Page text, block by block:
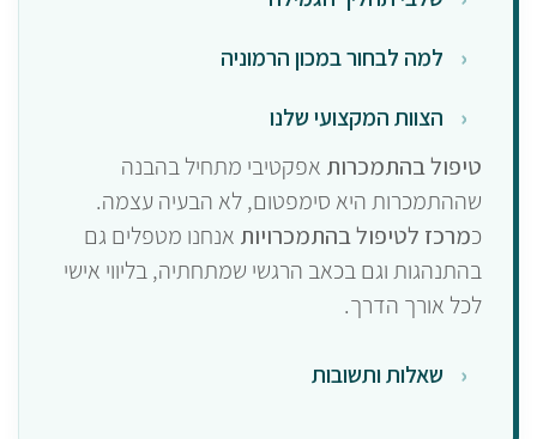
למה לבחור במכון הרמוניה
הצוות המקצועי שלנו
טיפול בהתמכרות אפקטיבי מתחיל בהבנה
שההתמכרות היא סימפטום, לא הבעיה עצמה.
כמרכז לטיפול בהתמכרויות אנחנו מטפלים גם
בהתנהגות וגם בכאב הרגשי שמתחתיה, בליווי אישי
לכל אורך הדרך.
שאלות ותשובות